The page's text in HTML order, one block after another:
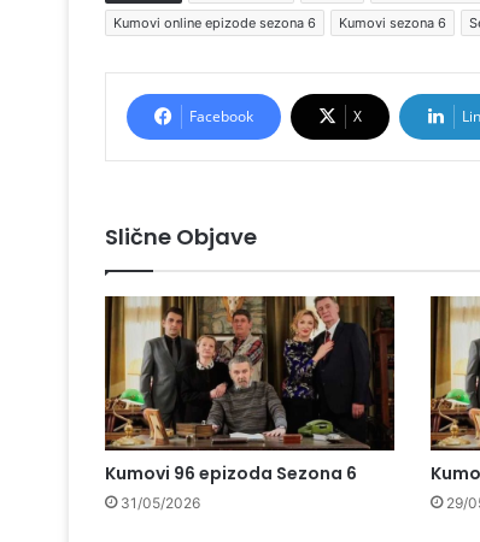
Kumovi online epizode sezona 6
Kumovi sezona 6
Facebook X
Slične Objave
Kumovi 96 epizoda Sezona 6
31/05/2026 29/